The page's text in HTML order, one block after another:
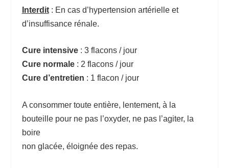
Interdit: En cas d’hypertension artérielle et
d’insuffisance rénale.
Cure intensive: 3 flacons / jour
Cure normale: 2 flacons / jour
Cure d’entretien : 1 flacon / jour
A consommer toute entière, lentement, à la
bouteille pour ne pas l’oxyder, ne pas l’agiter, la
boire
non glacée, éloignée des repas.